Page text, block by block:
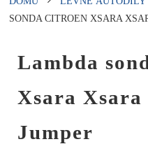
SONDA CITROEN XSARA
Lambda
Xsara Xsara
Jumper